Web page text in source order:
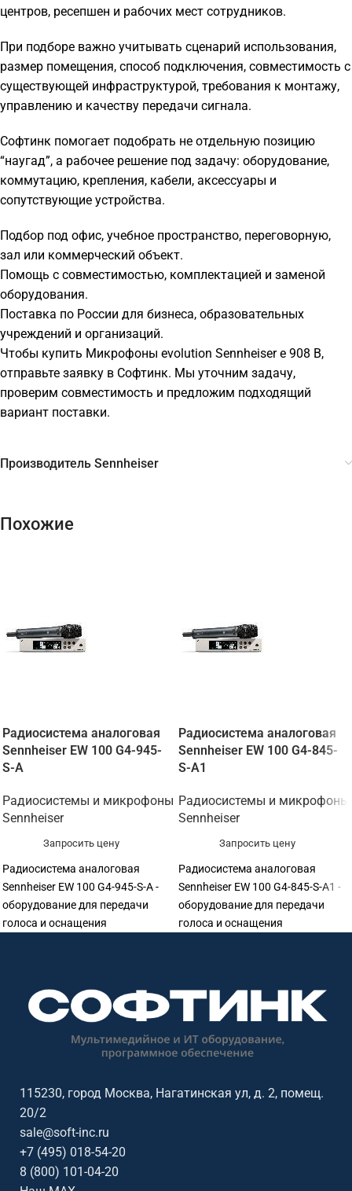
центров, ресепшен и рабочих мест сотрудников.
При подборе важно учитывать сценарий использования,
размер помещения, способ подключения, совместимость с
существующей инфраструктурой, требования к монтажу,
управлению и качеству передачи сигнала.
Софтинк помогает подобрать не отдельную позицию
“наугад”, а рабочее решение под задачу: оборудование,
коммутацию, крепления, кабели, аксессуары и
сопутствующие устройства.
Подбор под офис, учебное пространство, переговорную,
зал или коммерческий объект.
Помощь с совместимостью, комплектацией и заменой
оборудования.
Поставка по России для бизнеса, образовательных
учреждений и организаций.
Чтобы купить Микрофоны evolution Sennheiser e 908 B,
отправьте заявку в Софтинк. Мы уточним задачу,
проверим совместимость и предложим подходящий
вариант поставки.
Производитель Sennheiser
Похожие
Радиосистема аналоговая
Sennheiser EW 100 G4-945-
S-A
Радиосистемы и микрофоны
Sennheiser
Запросить цену
Радиосистема аналоговая
Sennheiser EW 100 G4-945-S-A -
оборудование для передачи
голоса и оснащения
центров, ресепшен и рабочих
мест сотрудников. Софтинк
оборудование под задачу,
бюджет. Особенности: бренд
Радиосистема аналоговая
Sennheiser EW 100 G4-845-
S-A1
Радиосистемы и микрофоны
Sennheiser
Запросить цену
Радиосистема аналоговая
Sennheiser EW 100 G4-845-S-A1 -
оборудование для передачи
голоса и оснащения
центров, ресепшен и рабочих
мест сотрудников. Софтинк
помогает подобрать
оборудование под задачу,
бюджет. Особенности: бренд
115230, город Москва, Нагатинская ул, д. 2, помещ.
20/2
sale@soft-inc.ru
+7 (495) 018-54-20
8 (800) 101-04-20